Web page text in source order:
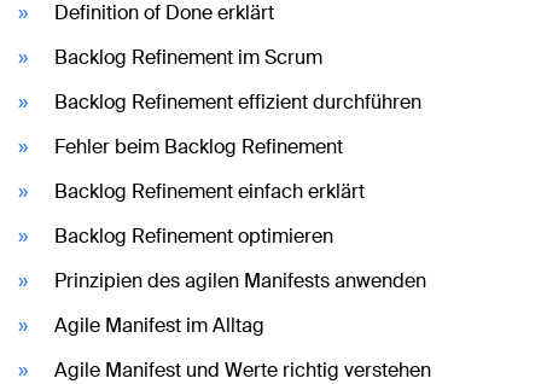
Definition of Done erklärt
Backlog Refinement im Scrum
Backlog Refinement effizient durchführen
Fehler beim Backlog Refinement
Backlog Refinement einfach erklärt
Backlog Refinement optimieren
Prinzipien des agilen Manifests anwenden
Agile Manifest im Alltag
Agile Manifest und Werte richtig verstehen